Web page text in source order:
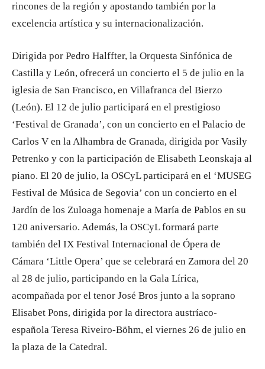
rincones de la región y apostando también por la
excelencia artística y su internacionalización.
Dirigida por Pedro Halffter, la Orquesta Sinfónica de
Castilla y León, ofrecerá un concierto el 5 de julio en la
iglesia de San Francisco, en Villafranca del Bierzo
(León). El 12 de julio participará en el prestigioso
‘Festival de Granada’, con un concierto en el Palacio de
Carlos V en la Alhambra de Granada, dirigida por Vasily
Petrenko y con la participación de Elisabeth Leonskaja al
piano. El 20 de julio, la OSCyL participará en el ‘MUSEG
Festival de Música de Segovia’ con un concierto en el
Jardín de los Zuloaga homenaje a María de Pablos en su
120 aniversario. Además, la OSCyL formará parte
también del IX Festival Internacional de Ópera de
Cámara ‘Little Opera’ que se celebrará en Zamora del 20
al 28 de julio, participando en la Gala Lírica,
acompañada por el tenor José Bros junto a la soprano
Elisabet Pons, dirigida por la directora austríaco-
española Teresa Riveiro-Böhm, el viernes 26 de julio en
la plaza de la Catedral.